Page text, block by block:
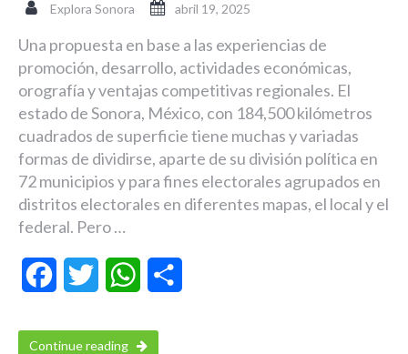
Explora Sonora abril 19, 2025
Una propuesta en base a las experiencias de
promoción, desarrollo, actividades económicas,
orografía y ventajas competitivas regionales. El
estado de Sonora, México, con 184,500 kilómetros
cuadrados de superficie tiene muchas y variadas
formas de dividirse, aparte de su división política en
72 municipios y para fines electorales agrupados en
distritos electorales en diferentes mapas, el local y el
federal. Pero …
FacebookTwitter WhatsApp
Continue reading